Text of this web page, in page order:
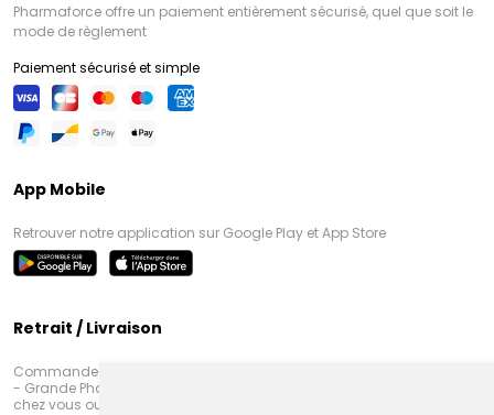
Pharmaforce offre un paiement entièrement sécurisé, quel que soit le
mode de règlement
Paiement sécurisé et simple
App Mobile
Retrouver notre application sur Google Play et App Store
Retrait / Livraison
Commandez en ligne et venez chercher votre commande à Amiens
- Grande Pharmacie d’Amiens (Fachon) ou recevez-là rapidement
chez vous ou en point retrait